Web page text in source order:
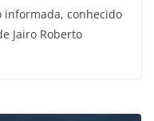
informada, conhecido
Jairo Roberto